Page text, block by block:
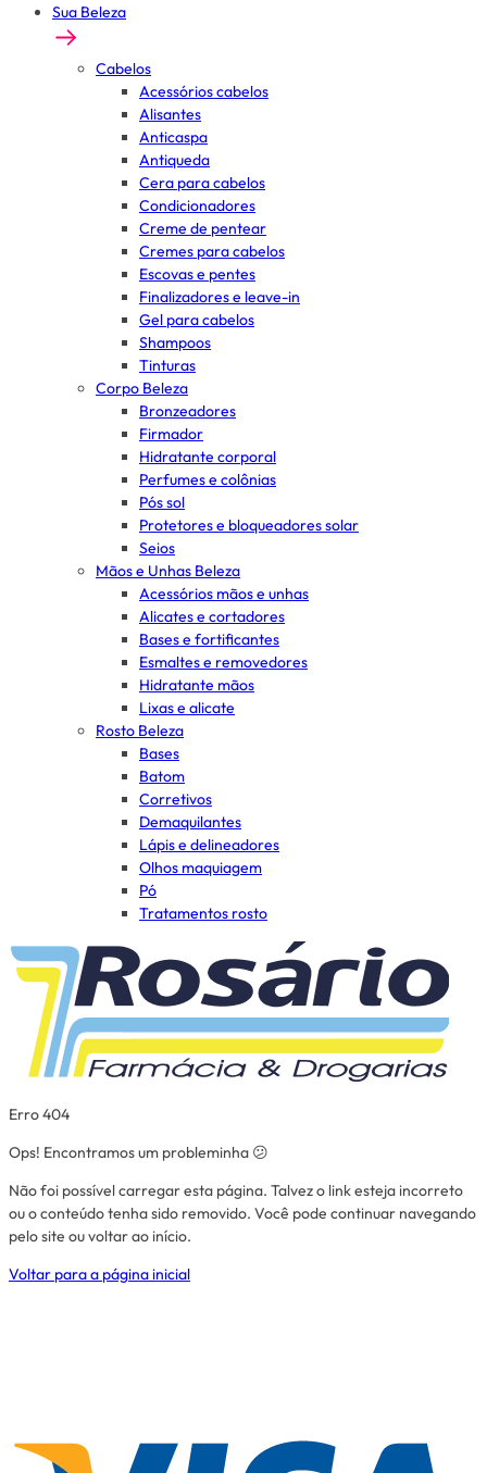
Sua Beleza
Cabelos
Acessórios cabelos
Alisantes
Anticaspa
Antiqueda
Cera para cabelos
Condicionadores
Creme de pentear
Cremes para cabelos
Escovas e pentes
Finalizadores e leave-in
Gel para cabelos
Shampoos
Tinturas
Corpo Beleza
Bronzeadores
Firmador
Hidratante corporal
Perfumes e colônias
Pós sol
Protetores e bloqueadores solar
Seios
Mãos e Unhas Beleza
Acessórios mãos e unhas
Alicates e cortadores
Bases e fortificantes
Esmaltes e removedores
Hidratante mãos
Lixas e alicate
Rosto Beleza
Bases
Batom
Corretivos
Demaquilantes
Lápis e delineadores
Olhos maquiagem
Pó
Tratamentos rosto
Erro 404
Ops! Encontramos um probleminha 😕
Não foi possível carregar esta página. Talvez o link esteja incorreto
ou o conteúdo tenha sido removido. Você pode continuar navegando
pelo site ou voltar ao início.
Voltar para a página inicial